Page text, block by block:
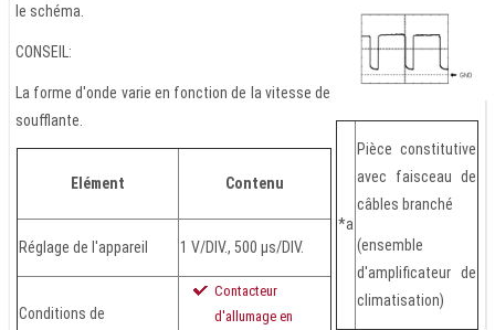
le schéma.
CONSEIL:
La forme d'onde varie en fonction de la vitesse de
soufflante.
Elément Contenu
Réglage de l'appareil 1 V/DIV., 500 µs/DIV.
Conditions de
Contacteur
d'allumage en
*a
Pièce constitutive
avec faisceau de
câbles branché
(ensemble
d'amplificateur de
climatisation)